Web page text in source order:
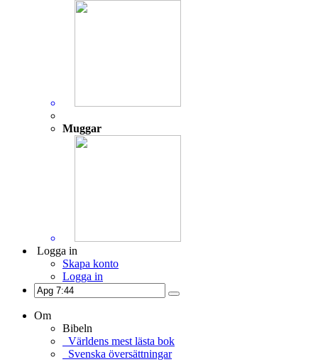
Muggar
Logga in
Skapa konto
Logga in
Om
Bibeln
Världens mest lästa bok
Svenska översättningar